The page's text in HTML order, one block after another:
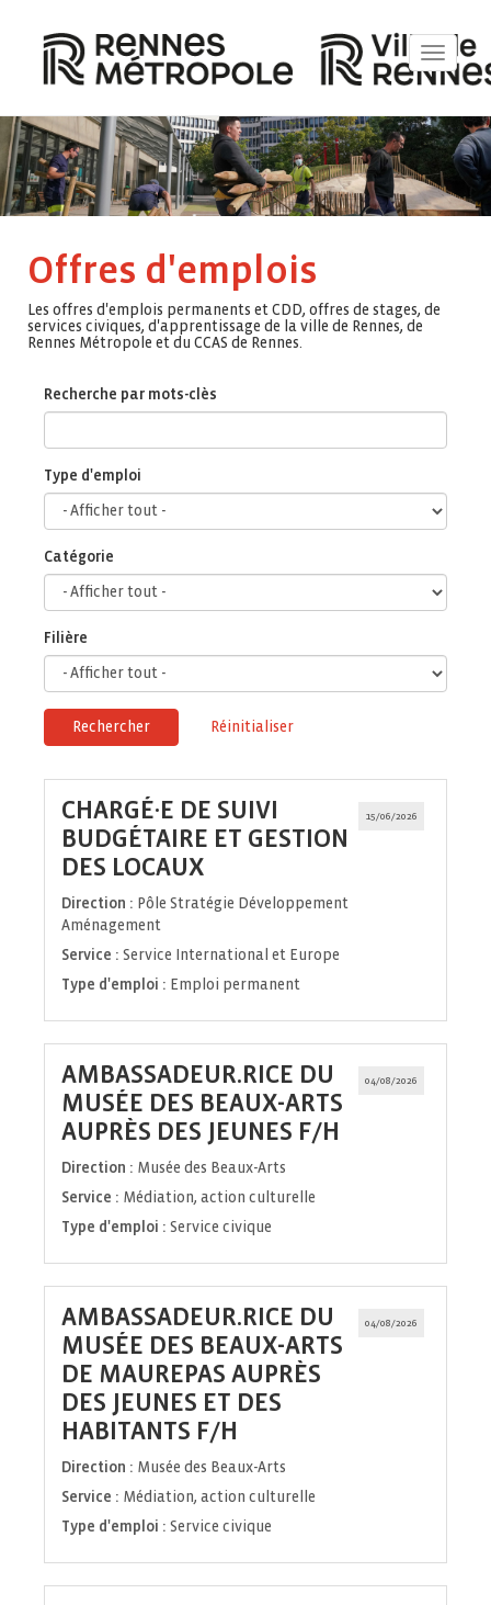
Toggle
Offres d'emplois
Les offres d'emplois permanents et CDD, offres de stages, de
services civiques, d'apprentissage de la ville de Rennes, de
Rennes Métropole et du CCAS de Rennes.
Recherche par mots-clès
Type d'emploi
Catégorie
Filière
Rechercher Réinitialiser
15/06/2026
CHARGÉ·E DE SUIVI
BUDGÉTAIRE ET GESTION
DES LOCAUX(Nouvelle
fenêtre)
Direction : Pôle Stratégie Développement
Aménagement
Service : Service International et Europe
Type d'emploi : Emploi permanent
04/08/2026
AMBASSADEUR.RICE DU
MUSÉE DES BEAUX-ARTS
AUPRÈS DES JEUNES F/H
Direction : Musée des Beaux-Arts
Service : Médiation, action culturelle
Type d'emploi : Service civique
04/08/2026
AMBASSADEUR.RICE DU
MUSÉE DES BEAUX-ARTS
DE MAUREPAS AUPRÈS
DES JEUNES ET DES
HABITANTS F/H
fenêtre)
Direction : Musée des Beaux-Arts
Service : Médiation, action culturelle
Type d'emploi : Service civique